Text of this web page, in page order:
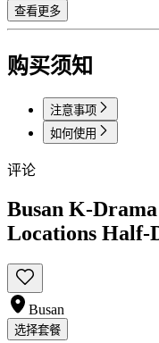
查看更多
购买须知
注意事项
如何使用
评论
Busan K-
Locations Half-
Busan
选择套餐